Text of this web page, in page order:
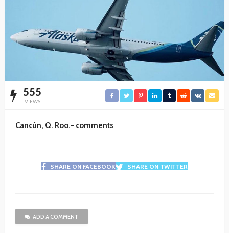
555
VIEWS
Cancún, Q. Roo.- comments
SHARE ON FACEBOOK SHARE ON TWITTER
ADD A COMMENT